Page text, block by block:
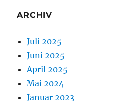
ARCHIV
Juli 2025
Juni 2025
April 2025
Mai 2024
Januar 2023